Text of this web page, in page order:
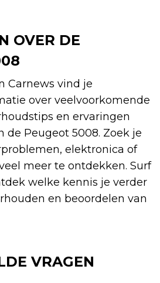
OVER DE
Carnews vind je
over veelvoorkomende
en ervaringen
de Peugeot 5008. Zoek je
elektronica of
meer te ontdekken. Surf
welke kennis je verder
en beoordelen van
VRAGEN